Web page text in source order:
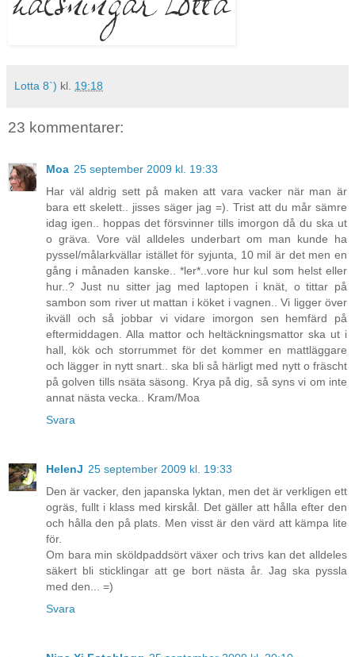
Lotta 8`) kl. 19:18
23 kommentarer:
Moa 25 september 2009 kl. 19:33
Har väl aldrig sett på maken att vara vacker när man är
bara ett skelett.. jisses säger jag =). Trist att du mår sämre
idag igen.. hoppas det försvinner tills imorgon då du ska ut
o gräva. Vore väl alldeles underbart om man kunde ha
pyssel/målarkvällar istället för syjunta, 10 mil är det men en
gång i månaden kanske.. *ler*..vore hur kul som helst eller
hur..? Just nu sitter jag med laptopen i knät, o tittar på
sambon som river ut mattan i köket i vagnen.. Vi ligger över
ikväll och så jobbar vi vidare imorgon sen hemfärd på
eftermiddagen. Alla mattor och heltäckningsmattor ska ut i
hall, kök och storrummet för det kommer en mattläggare
och lägger in nytt snart.. ska bli så härligt med nytt o fräscht
på golven tills nsäta säsong. Krya på dig, så syns vi om inte
annat nästa vecka.. Kram/Moa
Svara
HelenJ 25 september 2009 kl. 19:33
Den är vacker, den japanska lyktan, men det är verkligen ett
ogräs, fullt i klass med kirskål. Det gäller att hålla efter den
och hålla den på plats. Men visst är den värd att kämpa lite
för.
Om bara min sköldpaddsört växer och trivs kan det alldeles
säkert bli sticklingar att ge bort nästa år. Jag ska pyssla
med den... =)
Svara